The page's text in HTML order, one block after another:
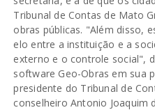
Tribunal de Contas de Mato
obras públicas. "Além disso,
elo entre a instituição e a
externo e o controle social",
software Geo-Obras em sua
presidente do Tribunal de
conselheiro Antonio